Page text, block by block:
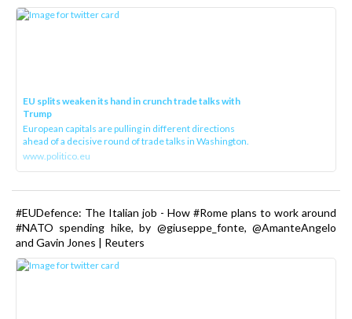
EU splits weaken its hand in crunch trade talks with
Trump
European capitals are pulling in different directions
ahead of a decisive round of trade talks in Washington.
www.politico.eu
#EUDefence: The Italian job - How #Rome plans to work around
#NATO spending hike, by @giuseppe_fonte, @AmanteAngelo
and Gavin Jones | Reuters